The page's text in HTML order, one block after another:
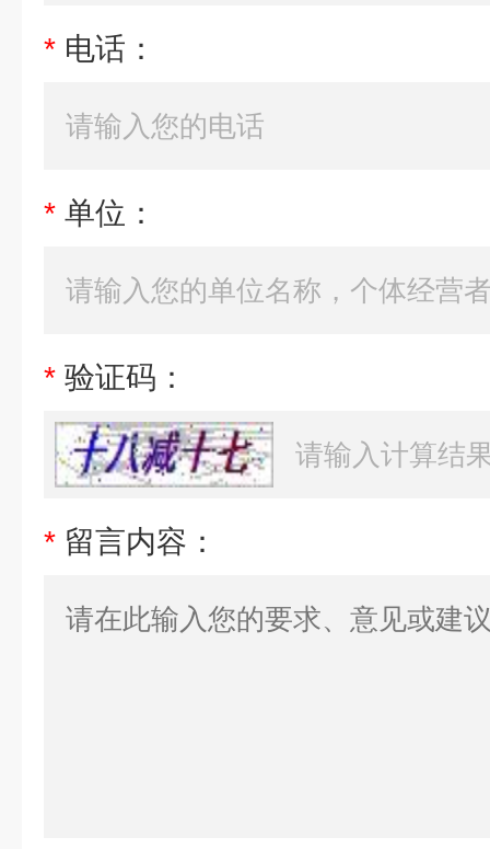
* 电话：
* 单位：
* 验证码：
* 留言内容：